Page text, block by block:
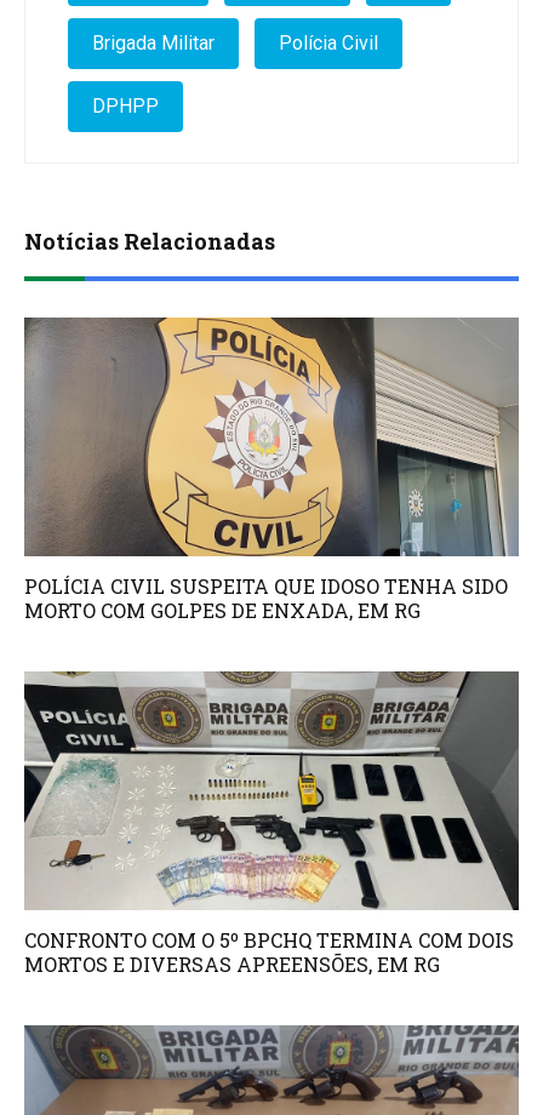
Brigada Militar Polícia Civil
DPHPP
Notícias Relacionadas
POLÍCIA CIVIL SUSPEITA QUE IDOSO TENHA SIDO
MORTO COM GOLPES DE ENXADA, EM RG
CONFRONTO COM O 5º BPCHQ TERMINA COM DOIS
MORTOS E DIVERSAS APREENSÕES, EM RG